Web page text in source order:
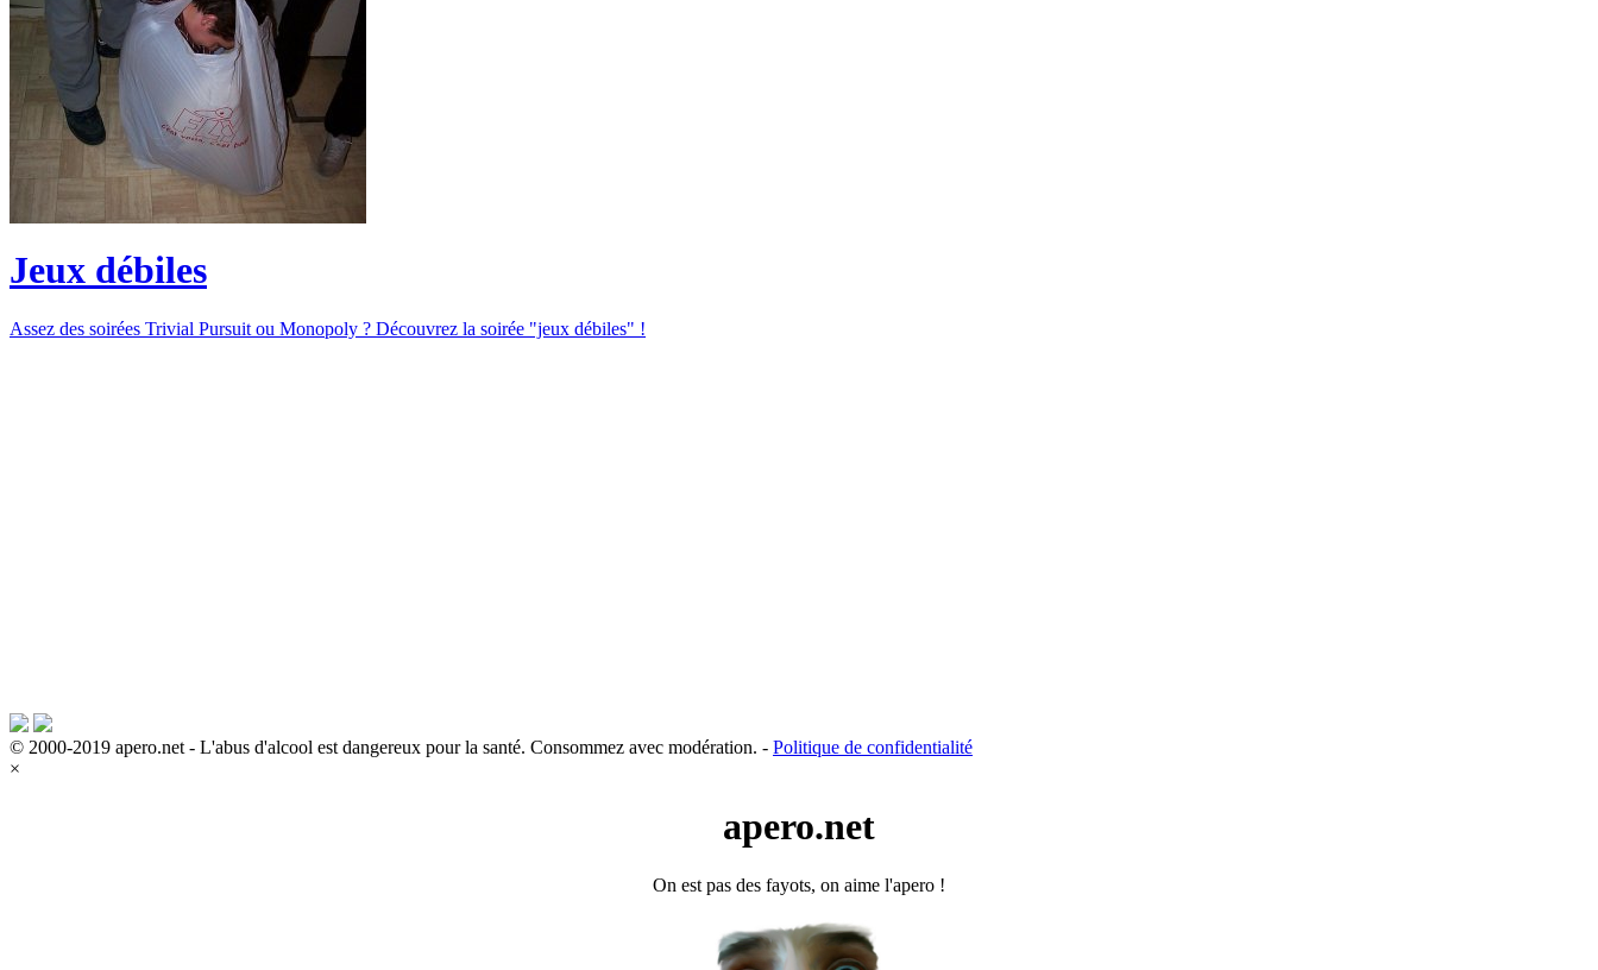
Jeux débiles
Assez des soirées Trivial Pursuit ou Monopoly ? Découvrez la soirée "jeux débiles" !
© 2000-2019 apero.net - L'abus d'alcool est dangereux pour la santé. Consommez avec modération. - Politique de confidentialité
×
apero.net
On est pas des fayots, on aime l'apero !